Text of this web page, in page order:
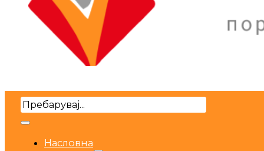
Search
Насловна